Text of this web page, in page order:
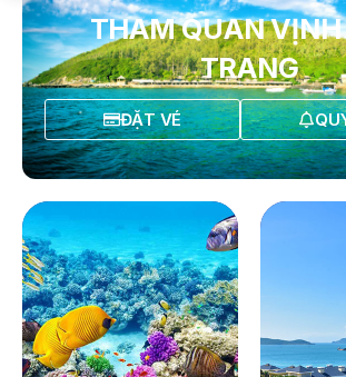
THAM QUAN
TRANG
ĐẶT VÉ